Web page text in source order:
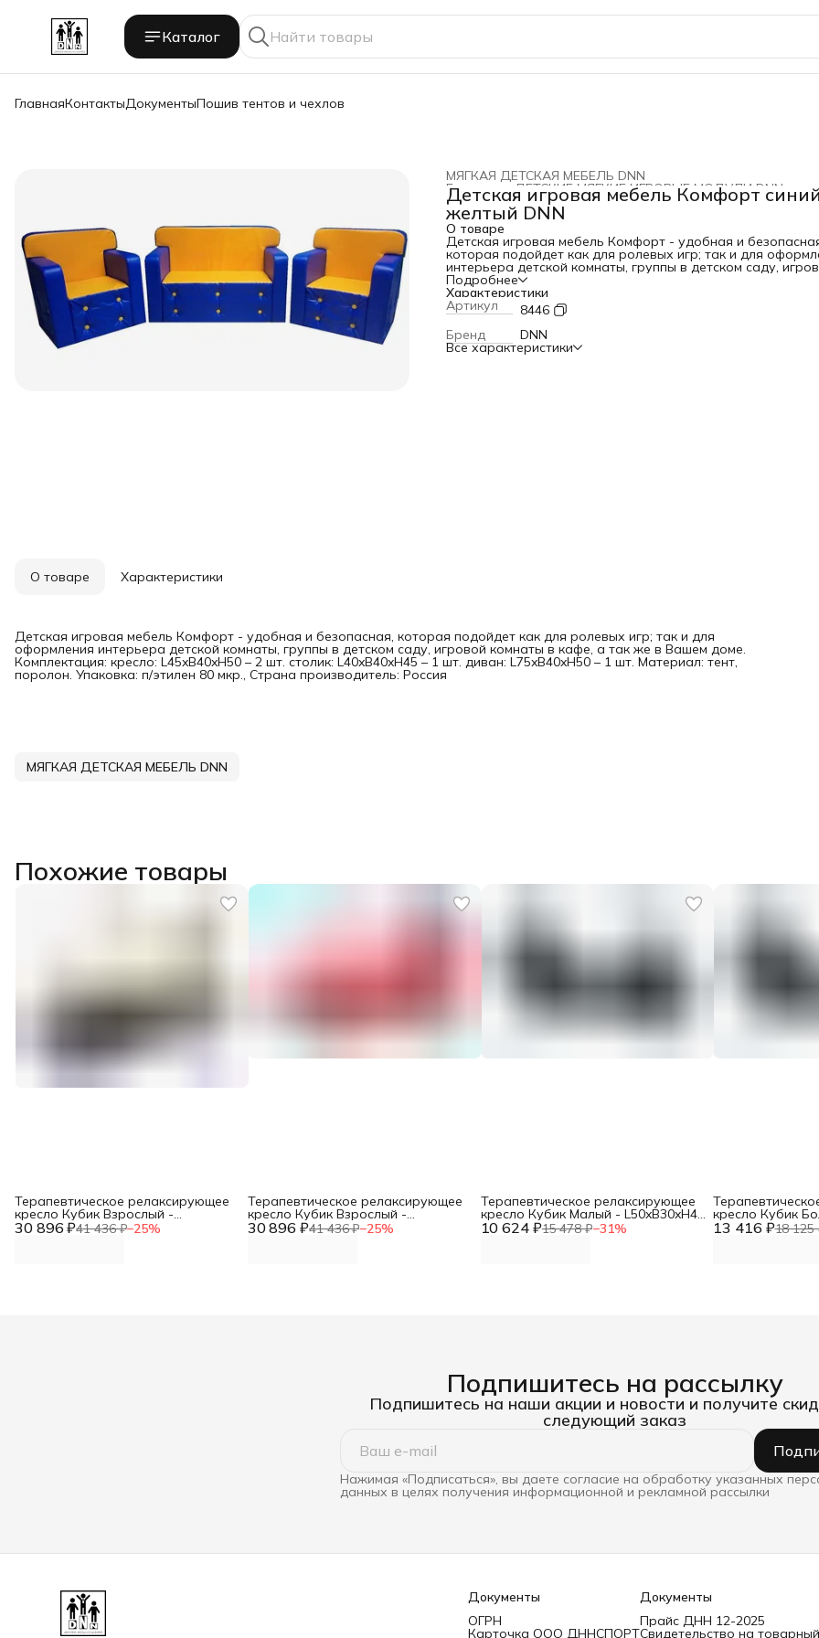
Каталог
ГлавнаяКонтактыДокументыПошив тентов и чехлов
МЯГКАЯ ДЕТСКАЯ МЕБЕЛЬ DNN
ДЕТСКИЕ МЯГКИЕ ИГРОВЫЕ МОДУЛИ DNN
Главная ›
Детская игровая мебель Комфорт
желтый DNN
О товаре
Детская игровая мебель Комфорт - удобная и
которая подойдет как для ролевых игр; так и для
интерьера детской комнаты, группы в детском саду,
комнаты в кафе, а так же в Вашем доме. Комплектация:
L45xB40xH50 – 2 шт. столик: L40xB40xH45 – 1 шт. диван:
L75xB40xH50 – 1 шт. Материал: тент, поролон. Упаковка: п/
этилен 80 мкр., Страна производитель: Россия
Подробнее
Характеристики
Артикул
8446
Бренд
DNN
Все характеристики
О товаре Характеристики
Детская игровая мебель Комфорт - удобная и безопасная, которая подойдет как для ролевых игр; так и для
оформления интерьера детской комнаты, группы в детском саду, игровой комнаты в кафе, а так же в Вашем доме.
Комплектация: кресло: L45xB40xH50 – 2 шт. столик: L40xB40xH45 – 1 шт. диван: L75xB40xH50 – 1 шт. Материал: тент,
поролон. Упаковка: п/этилен 80 мкр., Страна производитель: Россия
МЯГКАЯ ДЕТСКАЯ МЕБЕЛЬ DNN
Похожие товары
30 896 ₽41 436 ₽−25%
Терапевтическое релаксирующее
кресло Кубик Взрослый -
L70xB60xH60 черно-белый, 30 896 ₽41 436 ₽−25%
Терапевтическое релаксирующее
кресло Кубик Взрослый -
L70xB60xH60 красный, 10 624 ₽15 478 ₽−31%
Терапевтическое релаксирующее
кресло Кубик Малый - L50xB30xH40
черный, винилискожа DNN 13 416 ₽18 125
кресло Кубик
L60xB40xH50
Подпишитесь на рассылку
Подпишитесь на наши акции и новости и получите
следующий заказ
Нажимая «Подписаться», вы даете согласие на обработку указанных
данных в целях получения информационной и рекламной рассылки
Документы
ОГРН
Карточка ООО ДННСПОРТ
Документы
Прайс ДНН 12-2025
Свидетельство на